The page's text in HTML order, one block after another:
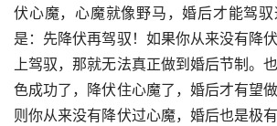
伏心魔，心魔就像野马，婚后才能驾
是：先降伏再驾驭！如果你从来没有降
上驾驭，那就无法真正做到婚后节制。
色成功了，降伏住心魔了，婚后才有望
则你从来没有降伏过心魔，婚后也是极